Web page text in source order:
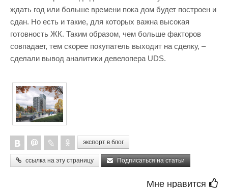
ждать год или больше времени пока дом будет построен и
сдан. Но есть и такие, для которых важна высокая
готовность ЖК. Таким образом, чем больше факторов
совпадает, тем скорее покупатель выходит на сделку, –
сделали вывод аналитики девелопера UDS.
экспорт в блог
ссылка на эту страницу Подписаться на статьи
Мне нравится